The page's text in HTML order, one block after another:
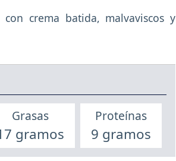
crema batida, malvaviscos y
Grasas
gramos
Proteínas
9 gramos